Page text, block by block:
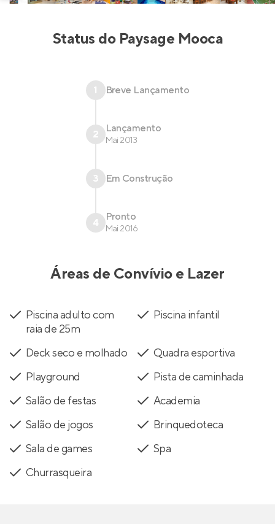
Status do Paysage Mooca
1 Breve Lançamento
2 Lançamento
Mai 2013
3 Em Construção
4 Pronto
Mai 2016
Áreas de Convívio e Lazer
Piscina adulto com
raia de 25m
Piscina infantil
Deck seco e molhado
Quadra esportiva
Playground
Pista de caminhada
Salão de festas
Academia
Salão de jogos
Brinquedoteca
Sala de games
Spa
Churrasqueira